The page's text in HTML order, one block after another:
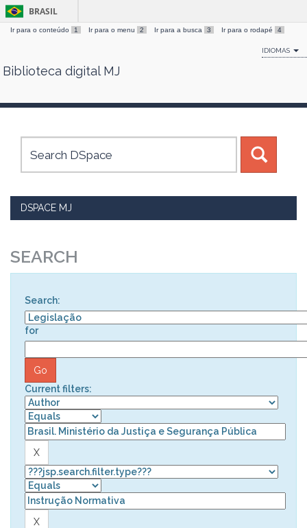
Skip
BRASIL
Ir para o conteúdo 1 Ir para o menu 2 Ir para a busca 3 Ir para o rodapé 4
IDIOMAS
Biblioteca digital MJ
DSPACE MJ
SEARCH
Search:
for
Current filters: